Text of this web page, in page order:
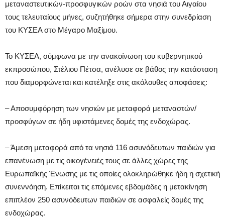
μεταναστευτικών-προσφυγικών ροών στα νησιά του Αιγαίου
τους τελευταίους μήνες, συζητήθηκε σήμερα στην συνεδρίαση
του ΚΥΣΕΑ στο Μέγαρο Μαξίμου.
Το ΚΥΣΕΑ, σύμφωνα με την ανακοίνωση του κυβερνητικού
εκπροσώπου, Στέλιου Πέτσα, ανέλυσε σε βάθος την κατάσταση
που διαμορφώνεται και κατέληξε στις ακόλουθες αποφάσεις:
– Αποσυμφόρηση των νησιών με μεταφορά μεταναστών/
προσφύγων σε ήδη υφιστάμενες δομές της ενδοχώρας.
– Άμεση μεταφορά από τα νησιά 116 ασυνόδευτων παιδιών για
επανένωση με τις οικογένειές τους σε άλλες χώρες της
Ευρωπαϊκής Ένωσης με τις οποίες ολοκληρώθηκε ήδη η σχετική
συνεννόηση. Επίκειται τις επόμενες εβδομάδες η μετακίνηση
επιπλέον 250 ασυνόδευτων παιδιών σε ασφαλείς δομές της
ενδοχώρας.